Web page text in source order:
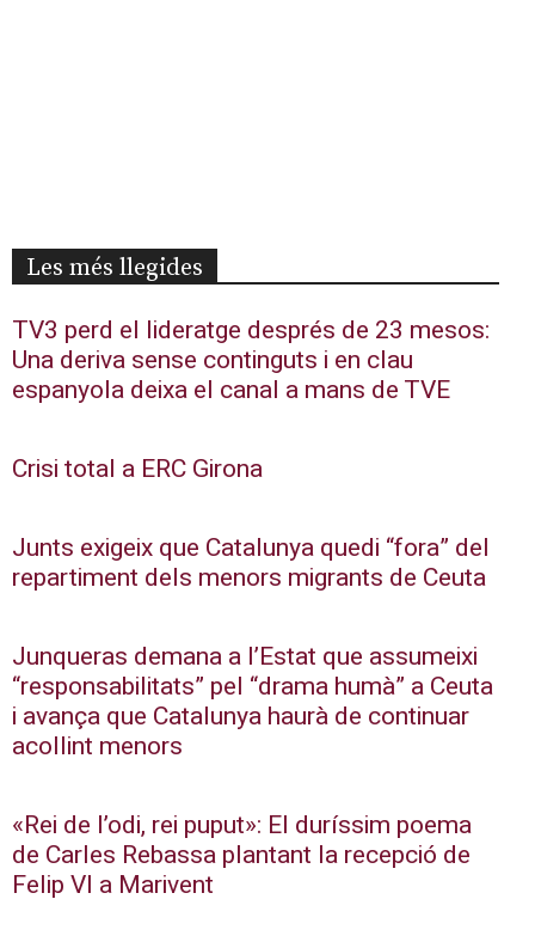
Les més llegides
TV3 perd el lideratge després de 23 mesos:
Una deriva sense continguts i en clau
espanyola deixa el canal a mans de TVE
Crisi total a ERC Girona
Junts exigeix que Catalunya quedi “fora” del
repartiment dels menors migrants de Ceuta
Junqueras demana a l’Estat que assumeixi
“responsabilitats” pel “drama humà” a Ceuta
i avança que Catalunya haurà de continuar
acollint menors
«Rei de l’odi, rei puput»: El duríssim poema
de Carles Rebassa plantant la recepció de
Felip VI a Marivent